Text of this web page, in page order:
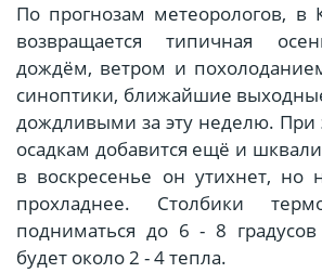
По прогнозам метеорологов, в
возвращается типичная
дождём, ветром и
синоптики, ближайшие
дождливыми за эту неделю. При
осадкам добавится ещё и
в воскресенье он утихнет, но
прохладнее. Столбики
подниматься до 6 - 8
будет около 2 - 4 тепла.